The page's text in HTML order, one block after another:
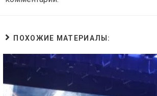
ПОХОЖИЕ МАТЕРИАЛЫ: